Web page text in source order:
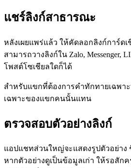
แชร์ลิงก์สาธารณะ
หลังเผยแพร่แล้ว ให้คัดลอกลิงก์การ์
สามารถวางลิงก์ใน Zalo, Messenger,
โพสต์โซเชียลใดก็ได้
สำหรับแขกที่ต้องการคำทักทายเฉพา
เฉพาะของแขกคนนั้นแทน
ตรวจสอบตัวอย่างลิงก์
แอปแชทส่วนใหญ่จะแสดงรูปตัวอย่าง
หากตัวอย่างดูเป็นข้อมูลเก่า ให้รอสัก